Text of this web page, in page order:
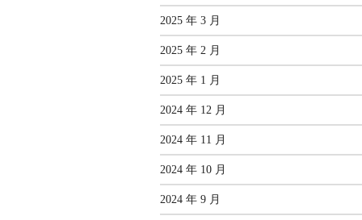
2025 年 3 月
2025 年 2 月
2025 年 1 月
2024 年 12 月
2024 年 11 月
2024 年 10 月
2024 年 9 月